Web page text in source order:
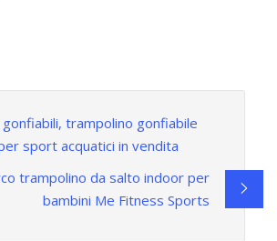
trampolino gonfiabile
sport acquatici in vendita
trampolino da salto indoor per
bambini Me Fitness Sports